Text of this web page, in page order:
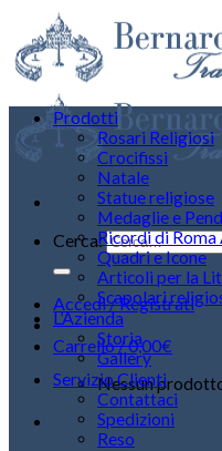
Cerca:
Accedi / Registrati
Carrello /0,00€
Nessun
Prodotti
Rosari Religiosi
Crocifissi
Natale
Statue religiose
Medaglie e
Ricordi di Roma
Quadri e Icone
Articoli per la
Scapolari
L’Azienda
Storia
Gallery
Servizio Clienti
Contattaci
Spedizioni
Reso